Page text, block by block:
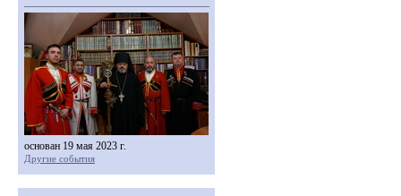
основан 19 мая 2023 г.
Другие события